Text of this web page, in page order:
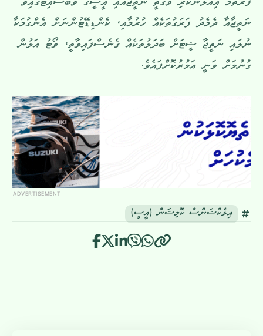
ފުރަތަމަ އިއުލާންކުރި ވަގުތީ ނަތީޖާއާއި އީސީގެ ވެބްސައިޓުގައިވާ
ނަތީޖާއާ ދެމެދު ފަރަގުތަކެއް ހުރުމާއި، ކެންޑިޑޭޓުންނަށް އެންގުމަކާ
ނުލައި ނަތީޖާ ޝީޓަށް ބަދަލުތަކެއް ގެނެސްފައިވާތީ، ވޯޓު އަލުން
ގުނުމަށް ވަނީ އަމުރުކޮށްފައެވެ.
ADVERTISEMENT
އިލެކްޝަންސް ކޮމިޝަން (އީސީ)